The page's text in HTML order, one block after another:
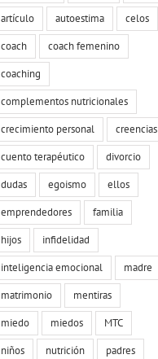
artículo
autoestima
celos
coach
coach femenino
coaching
complementos nutricionales
crecimiento personal
creencias
cuento terapéutico
divorcio
dudas
egoismo
ellos
emprendedores
familia
hijos
infidelidad
inteligencia emocional
madre
matrimonio
mentiras
miedo
miedos
MTC
niños
nutrición
padres